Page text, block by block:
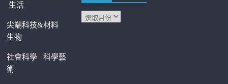
生活
尖端科技&材料
生物
社會科學科學藝
術